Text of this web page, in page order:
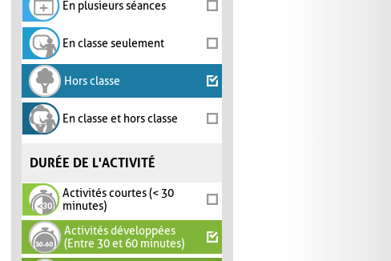
En plusieurs séances
En classe seulement
Hors classe
En classe et hors classe
DURÉE DE L'ACTIVITÉ
Activités courtes (< 30
minutes)
Activités développées
(Entre 30 et 60 minutes)